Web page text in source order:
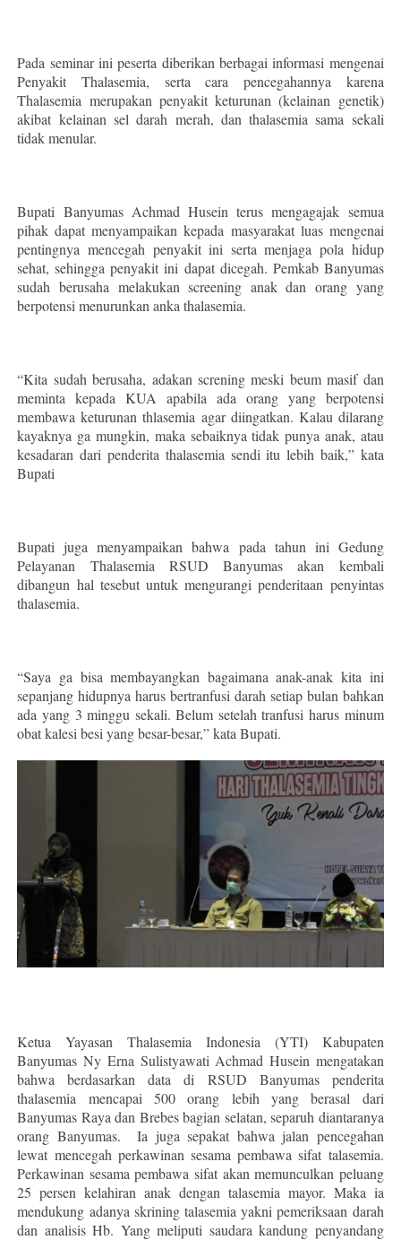
Pada seminar ini peserta diberikan berbagai informasi mengenai
Penyakit Thalasemia, serta cara pencegahannya karena
Thalasemia merupakan penyakit keturunan (kelainan genetik)
akibat kelainan sel darah merah, dan thalasemia sama sekali
tidak menular.
Bupati Banyumas Achmad Husein terus mengagajak semua
pihak dapat menyampaikan kepada masyarakat luas mengenai
pentingnya mencegah penyakit ini serta menjaga pola hidup
sehat, sehingga penyakit ini dapat dicegah. Pemkab Banyumas
sudah berusaha melakukan screening anak dan orang yang
berpotensi menurunkan anka thalasemia.
“Kita sudah berusaha, adakan screning meski beum masif dan
meminta kepada KUA apabila ada orang yang berpotensi
membawa keturunan thlasemia agar diingatkan. Kalau dilarang
kayaknya ga mungkin, maka sebaiknya tidak punya anak, atau
kesadaran dari penderita thalasemia sendi itu lebih baik,” kata
Bupati
Bupati juga menyampaikan bahwa pada tahun ini Gedung
Pelayanan Thalasemia RSUD Banyumas akan kembali
dibangun hal tesebut untuk mengurangi penderitaan penyintas
thalasemia.
“Saya ga bisa membayangkan bagaimana anak-anak kita ini
sepanjang hidupnya harus bertranfusi darah setiap bulan bahkan
ada yang 3 minggu sekali. Belum setelah tranfusi harus minum
obat kalesi besi yang besar-besar,” kata Bupati.
Ketua Yayasan Thalasemia Indonesia (YTI) Kabupaten
Banyumas Ny Erna Sulistyawati Achmad Husein mengatakan
bahwa berdasarkan data di RSUD Banyumas penderita
thalasemia mencapai 500 orang lebih yang berasal dari
Banyumas Raya dan Brebes bagian selatan, separuh diantaranya
orang Banyumas. Ia juga sepakat bahwa jalan pencegahan
lewat mencegah perkawinan sesama pembawa sifat talasemia.
Perkawinan sesama pembawa sifat akan memunculkan peluang
25 persen kelahiran anak dengan talasemia mayor. Maka ia
mendukung adanya skrining talasemia yakni pemeriksaan darah
dan analisis Hb. Yang meliputi saudara kandung penyandang